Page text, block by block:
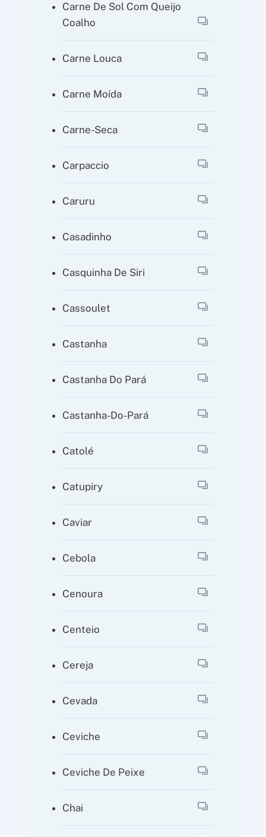
Carne De Sol Com Queijo
Coalho
Carne Louca
Carne Moída
Carne-Seca
Carpaccio
Caruru
Casadinho
Casquinha De Siri
Cassoulet
Castanha
Castanha Do Pará
Castanha-Do-Pará
Catolé
Catupiry
Caviar
Cebola
Cenoura
Centeio
Cereja
Cevada
Ceviche
Ceviche De Peixe
Chai